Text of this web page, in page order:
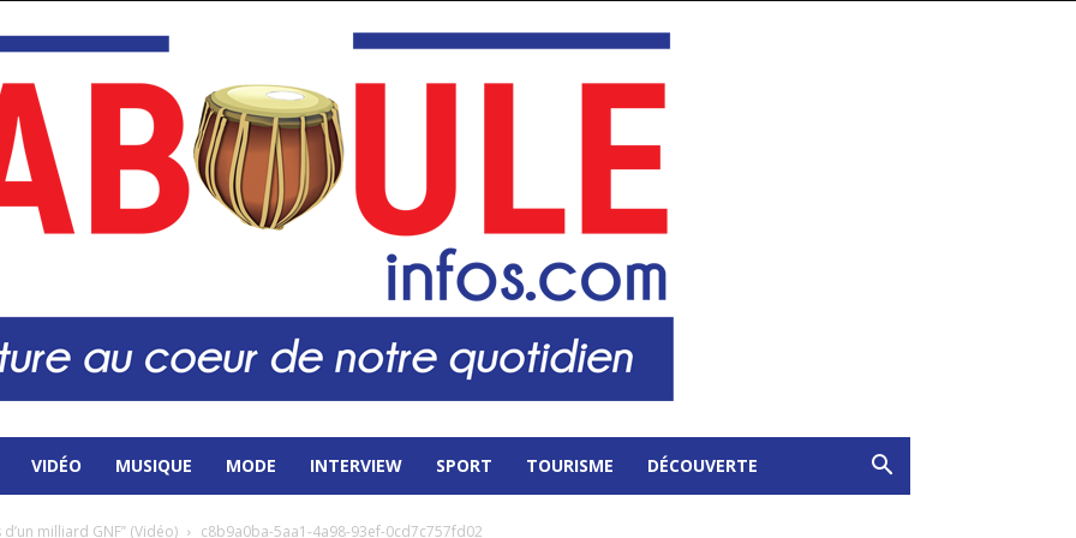
VIDÉO MUSIQUE MODE INTERVIEW SPORT TOURISME DÉCOUVERTE
milliard GNF’’ (Vidéo) c8b9a0ba-5aa1-4a98-93ef-0cd7c757fd02